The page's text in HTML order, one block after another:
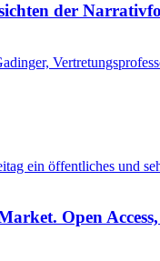
der
ein öffentliches und
Open